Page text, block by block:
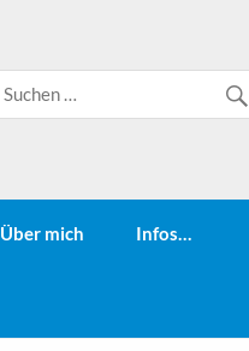
Über mich Infos…